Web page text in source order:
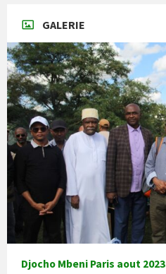
GALERIE
Djocho Mbeni Paris aout 2023